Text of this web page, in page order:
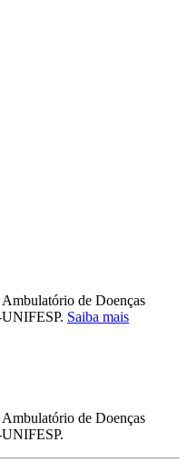
de Doenças
Saiba mais
de Doenças